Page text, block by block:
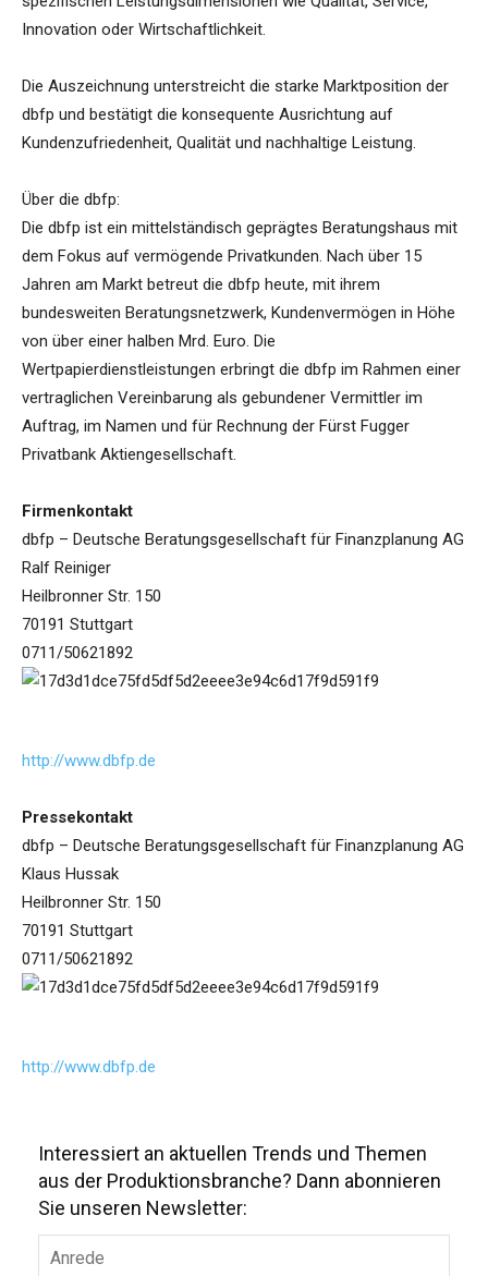
Innovation oder Wirtschaftlichkeit.
Die Auszeichnung unterstreicht die starke Marktposition der
dbfp und bestätigt die konsequente Ausrichtung auf
Kundenzufriedenheit, Qualität und nachhaltige Leistung.
Über die dbfp:
Die dbfp ist ein mittelständisch geprägtes Beratungshaus mit
dem Fokus auf vermögende Privatkunden. Nach über 15
Jahren am Markt betreut die dbfp heute, mit ihrem
bundesweiten Beratungsnetzwerk, Kundenvermögen in Höhe
von über einer halben Mrd. Euro. Die
Wertpapierdienstleistungen erbringt die dbfp im Rahmen einer
vertraglichen Vereinbarung als gebundener Vermittler im
Auftrag, im Namen und für Rechnung der Fürst Fugger
Privatbank Aktiengesellschaft.
Firmenkontakt
dbfp – Deutsche Beratungsgesellschaft für Finanzplanung AG
Ralf Reiniger
Heilbronner Str. 150
70191 Stuttgart
0711/50621892
http://www.dbfp.de
Pressekontakt
dbfp – Deutsche Beratungsgesellschaft für Finanzplanung AG
Klaus Hussak
Heilbronner Str. 150
70191 Stuttgart
0711/50621892
http://www.dbfp.de
Interessiert an aktuellen Trends und Themen
aus der Produktionsbranche? Dann abonnieren
Sie unseren Newsletter: